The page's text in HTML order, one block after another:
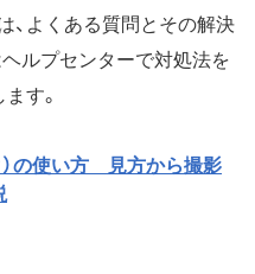
、よくある質問とその解決
ルプセンターで対処法を
す。
の使い方 見方から撮影